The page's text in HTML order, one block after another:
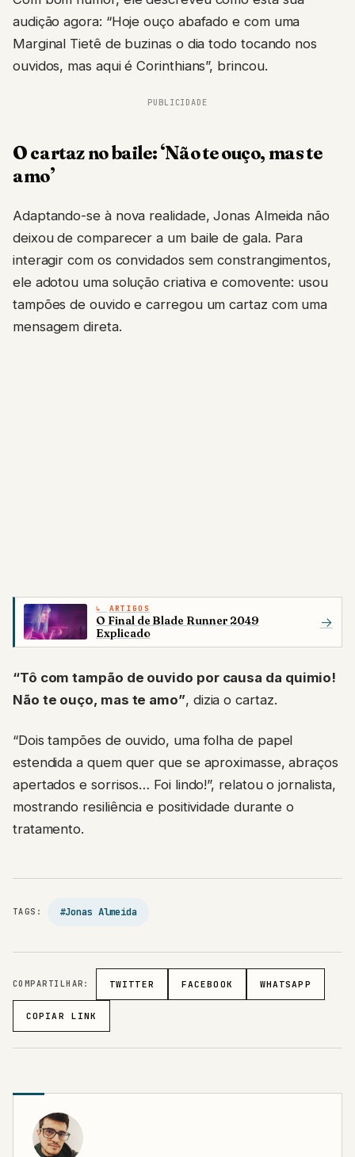
audição agora: “Hoje ouço abafado e com uma
Marginal Tietê de buzinas o dia todo tocando nos
ouvidos, mas aqui é Corinthians”, brincou.
PUBLICIDADE
O cartaz no baile: ‘Não te ouço, mas te
amo’
Adaptando-se à nova realidade, Jonas Almeida não
deixou de comparecer a um baile de gala. Para
interagir com os convidados sem constrangimentos,
ele adotou uma solução criativa e comovente: usou
tampões de ouvido e carregou um cartaz com uma
mensagem direta.
ARTIGOS
O Final de Blade Runner 2049
Explicado
→
“Tô com tampão de ouvido por causa da quimio!
Não te ouço, mas te amo”, dizia o cartaz.
“Dois tampões de ouvido, uma folha de papel
estendida a quem quer que se aproximasse, abraços
apertados e sorrisos… Foi lindo!”, relatou o jornalista,
mostrando resiliência e positividade durante o
tratamento.
TAGS: #Jonas Almeida
COMPARTILHAR: TWITTER FACEBOOK WHATSAPP
COPIAR LINK